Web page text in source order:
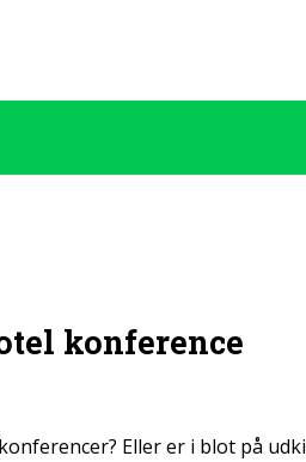
konference
Eller er i blot på